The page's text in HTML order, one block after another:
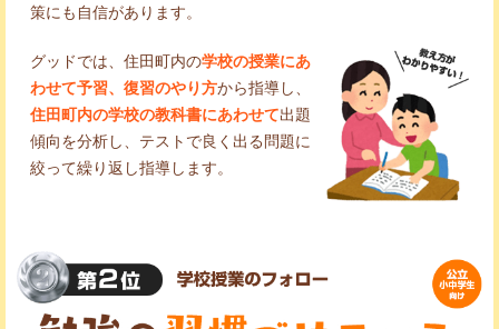
策にも自信があります。
グッドでは、住田町内の学校の授業にあ
わせて予習、復習のやり方から指導し、
住田町内の学校の教科書にあわせて出題
傾向を分析し、テストで良く出る問題に
絞って繰り返し指導します。